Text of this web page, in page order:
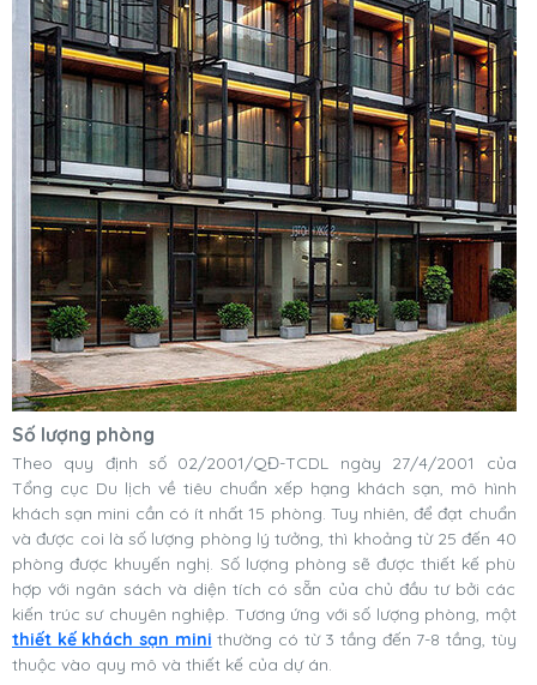
Số lượng phòng
Theo quy định số 02/2001/QĐ-TCDL ngày 27/4/2001 của
Tổng cục Du lịch về tiêu chuẩn xếp hạng khách sạn, mô hình
khách sạn mini cần có ít nhất 15 phòng. Tuy nhiên, để đạt chuẩn
và được coi là số lượng phòng lý tưởng, thì khoảng từ 25 đến 40
phòng được khuyến nghị. Số lượng phòng sẽ được thiết kế phù
hợp với ngân sách và diện tích có sẵn của chủ đầu tư bởi các
kiến trúc sư chuyên nghiệp. Tương ứng với số lượng phòng, một
thiết kế khách sạn mini thường có từ 3 tầng đến 7-8 tầng, tùy
thuộc vào quy mô và thiết kế của dự án.